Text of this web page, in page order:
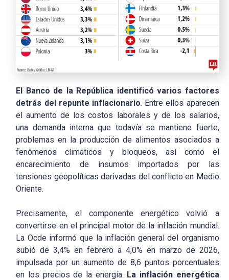
El Banco de la República identificó varios factores
detrás del repunte inflacionario. Entre ellos aparecen
el aumento de los costos laborales y de los salarios,
una demanda interna que todavía se mantiene fuerte,
problemas en la producción de alimentos asociados a
fenómenos climáticos y bloqueos, así como el
encarecimiento de insumos importados por las
tensiones geopolíticas derivadas del conflicto en Medio
Oriente.
Precisamente, el componente energético volvió a
convertirse en el principal motor de la inflación mundial.
La Ocde informó que la inflación general del organismo
subió de 3,4% en febrero a 4,0% en marzo de 2026,
impulsada por un aumento de 8,6 puntos porcentuales
en los precios de la energía. La inflación energética